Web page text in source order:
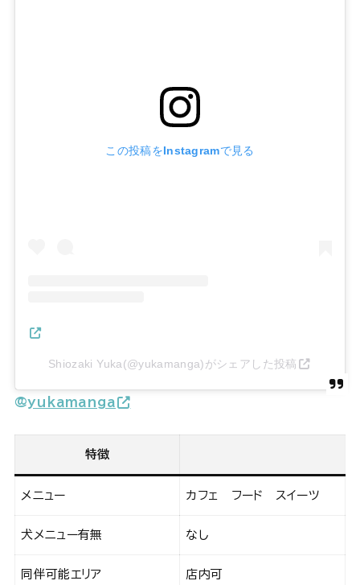
この投稿をInstagramで見る
Shiozaki Yuka(@yukamanga)がシェアした投稿
@yukamanga
特徴
メニュー カフェ フード スイーツ
犬メニュー有無 なし
同伴可能エリア 店内可